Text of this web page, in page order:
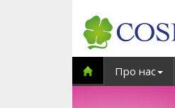
Про нас